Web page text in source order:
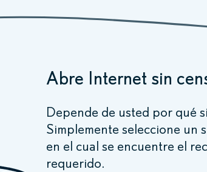
Abre Internet sin
Depende de usted por qué
Simplemente seleccione un
en el cual se encuentre el
requerido.